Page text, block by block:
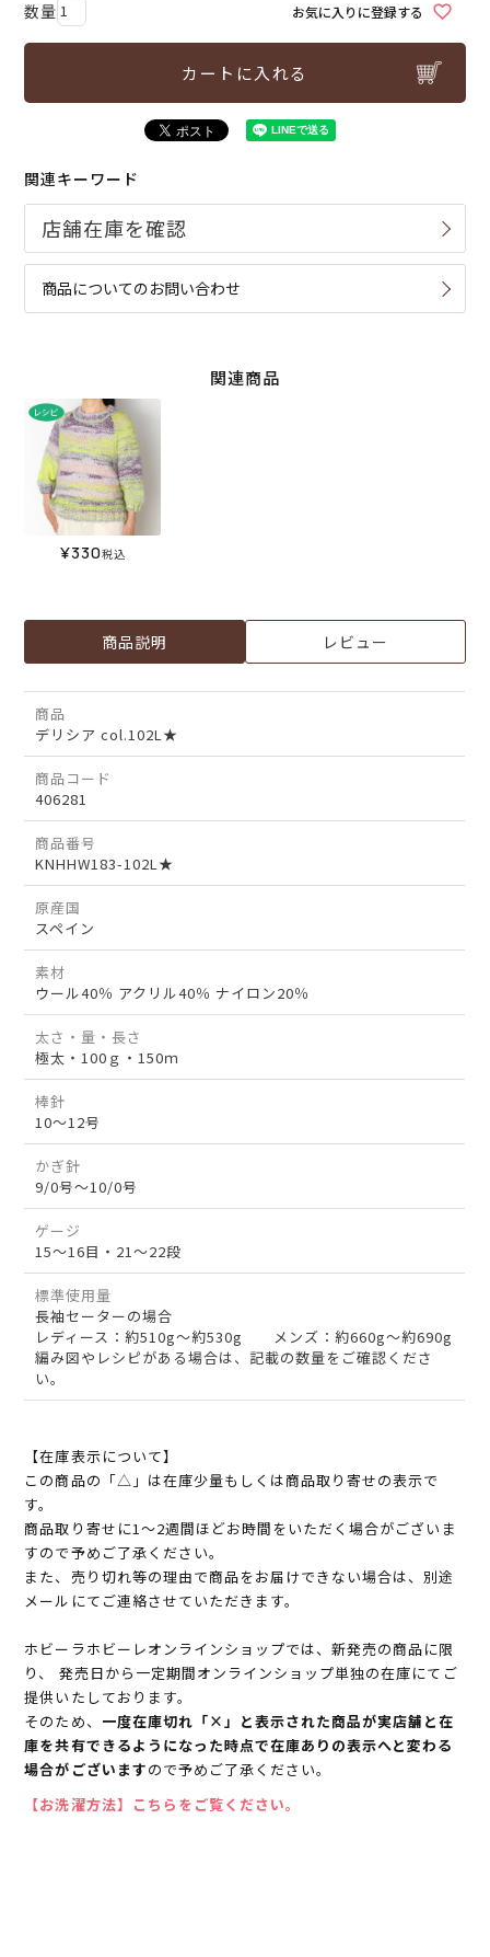
お気に入りに登録する
カートに入れる
関連キーワード
商品についてのお問い合わせ
関連商品
¥330税込
商品説明 レビュー
商品
デリシア col.102L★
商品コード
406281
商品番号
KNHHW183-102L★
原産国
スペイン
素材
ウール40％ アクリル40％ ナイロン20％
太さ・量・長さ
極太・100ｇ・150ｍ
棒針
10～12号
かぎ針
9/0号～10/0号
ゲージ
15～16目・21～22段
標準使用量
長袖セーターの場合
レディース：約510g～約530g メンズ：約660g～約690g
編み図やレシピがある場合は、記載の数量をご確認くださ
い。
【在庫表示について】
この商品の「△」は在庫少量もしくは商品取り寄せの表示で
す。
商品取り寄せに1～2週間ほどお時間をいただく場合がございま
すので予めご了承ください。
また、売り切れ等の理由で商品をお届けできない場合は、別途
メールにてご連絡させていただきます。
ホビーラホビーレオンラインショップでは、新発売の商品に限
り、 発売日から一定期間オンラインショップ単独の在庫にてご
提供いたしております。
そのため、 一度在庫切れ「×」と表示された商品が実店舗と在
庫を共有できるようになった時点で在庫ありの表示へと変わる
場合がございますので予めご了承ください。
【お洗濯方法】こちらをご覧ください。